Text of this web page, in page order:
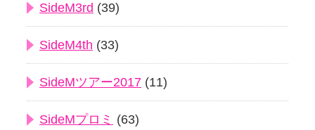
SideM3rd (39)
SideM4th (33)
SideMツアー2017 (11)
SideMプロミ (63)